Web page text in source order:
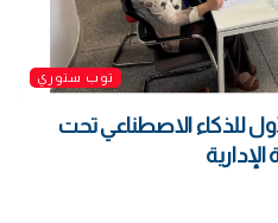
توب ستوري
للذكاء الاصطناعي تحت